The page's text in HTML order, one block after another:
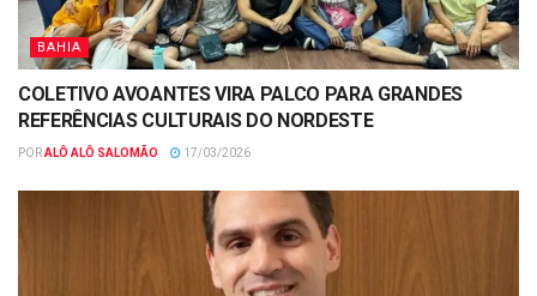
BAHIA
COLETIVO AVOANTES VIRA PALCO PARA GRANDES
REFERÊNCIAS CULTURAIS DO NORDESTE
PORALÔ ALÔ SALOMÃO 17/03/2026